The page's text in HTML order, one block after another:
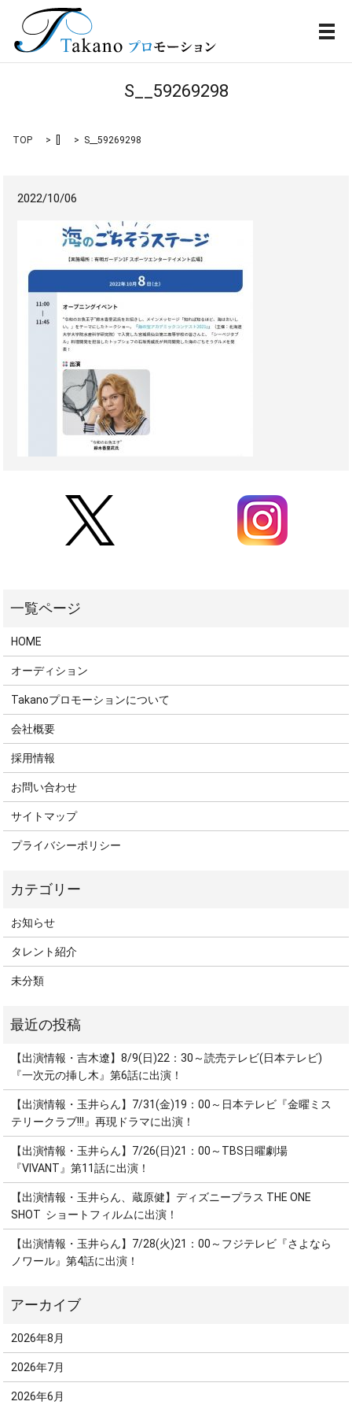
メ
S__59269298
TOP S__59269298
2022/10/06
HOME
オーディション
Takanoプロモーションについて
会社概要
採用情報
お問い合わせ
サイトマップ
プライバシーポリシー
お知らせ
タレント紹介
未分類
【出演情報・吉木遼】8/9(日)22：30～読売テレビ(日本テレビ)
『一次元の挿し木』第6話に出演！
【出演情報・玉井らん】7/31(金)19：00～日本テレビ『金曜ミス
テリークラブ!!!』再現ドラマに出演！
【出演情報・玉井らん】7/26(日)21：00～TBS日曜劇場
『VIVANT』第11話に出演！
【出演情報・玉井らん、蔵原健】ディズニープラス THE ONE
SHOT ショートフィルムに出演！
【出演情報・玉井らん】7/28(火)21：00～フジテレビ『さよなら
ノワール』第4話に出演！
2026年8月
2026年7月
2026年6月